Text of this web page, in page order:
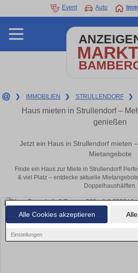
Alle Cookies akzeptieren
Einstellungen
Event Auto
❯ IMMOBILIEN ❯ STRULLENDORF ❯
Haus mieten in Strullendorf –
genießen
Jetzt ein Haus in Strullendorf mieten
Mietangebote
Finde ein Haus zur Miete in Strullendorf!
& viel Platz – entdecke aktuelle
Doppelhaushälften.